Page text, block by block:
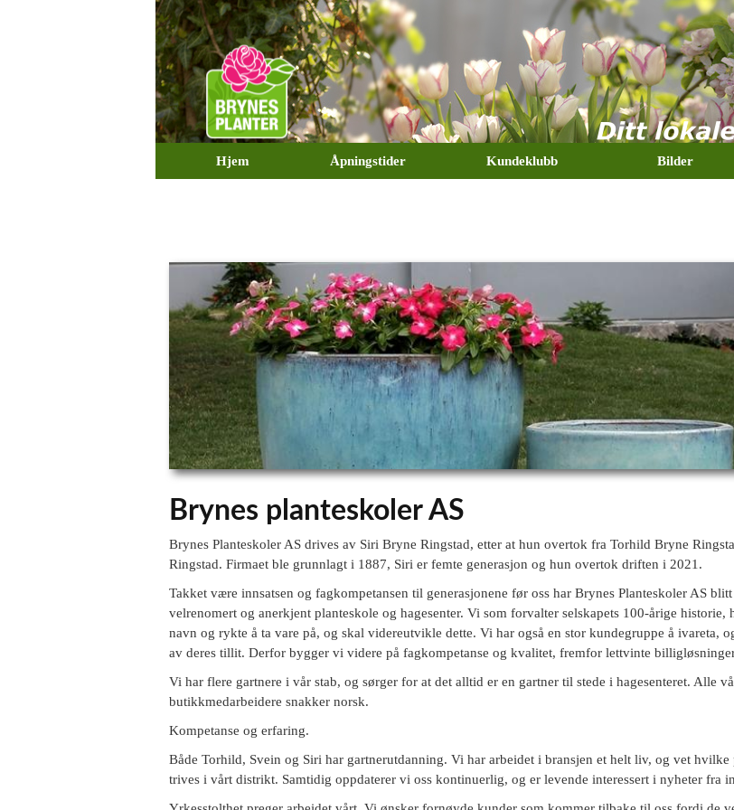
FORSIDE OM OSS
Hjem Åpningstider Bilder
Kundeklubb
Brynes planteskoler AS
Brynes Planteskoler AS drives av Siri Bryne Ringstad, etter at hun overtok fra Torhild Bryne
Ringstad. Firmaet ble grunnlagt i 1887, Siri er femte generasjon og hun overtok driften i 2021.
Takket være innsatsen og fagkompetansen til generasjonene før oss har Brynes Planteskoler AS blitt
velrenomert og anerkjent planteskole og hagesenter. Vi som forvalter selskapets 100-årige historie,
navn og rykte å ta vare på, og skal videreutvikle dette. Vi har også en stor kundegruppe å ivareta,
av deres tillit. Derfor bygger vi videre på fagkompetanse og kvalitet, fremfor lettvinte
Vi har flere gartnere i vår stab, og sørger for at det alltid er en gartner til stede i hagesenteret. Alle
butikkmedarbeidere snakker norsk.
Kompetanse og erfaring.
Både Torhild, Svein og Siri har gartnerutdanning. Vi har arbeidet i bransjen et helt liv, og vet hvilke
trives i vårt distrikt. Samtidig oppdaterer vi oss kontinuerlig, og er levende interessert i nyheter fra